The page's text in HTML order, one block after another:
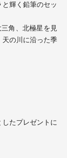
輝く鉛筆のセッ
角、北極星を見
の川に沿った季
たプレゼントに